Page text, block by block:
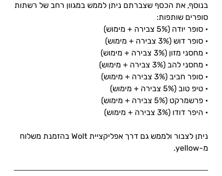
בנוסף, את הכסף שצברתם ניתן לממש במגוון רחב של רשתות
סופרים שותפות:
• סופר יודה (5% צבירה + מימוש)
• סופר דוש (3% צבירה + מימוש)
• מחסני מזון (3% צבירה + מימוש)
• מחסני להב (3% צבירה + מימוש)
• סופר חביב (3% צבירה + מימוש)
• טיפ טוב (5% צבירה + מימוש)
• פרשמרקט (5% צבירה + מימוש)
• היפר דודו (3% צבירה + מימוש)
ניתן לצבור ולממש גם דרך אפליקציית Wolt
בהזמנת משלוח
מ-yellow
.